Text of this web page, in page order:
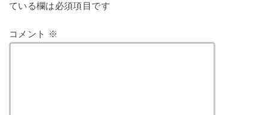
ている欄は必須項目です
コメント ※